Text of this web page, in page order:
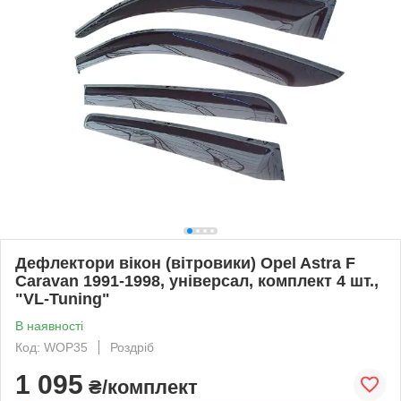
Дефлектори вікон (вітровики) Opel Astra F
Caravan 1991-1998, універсал, комплект 4 шт.,
"VL-Tuning"
В наявності
Код: WOP35
Роздріб
1 095 ₴/комплект